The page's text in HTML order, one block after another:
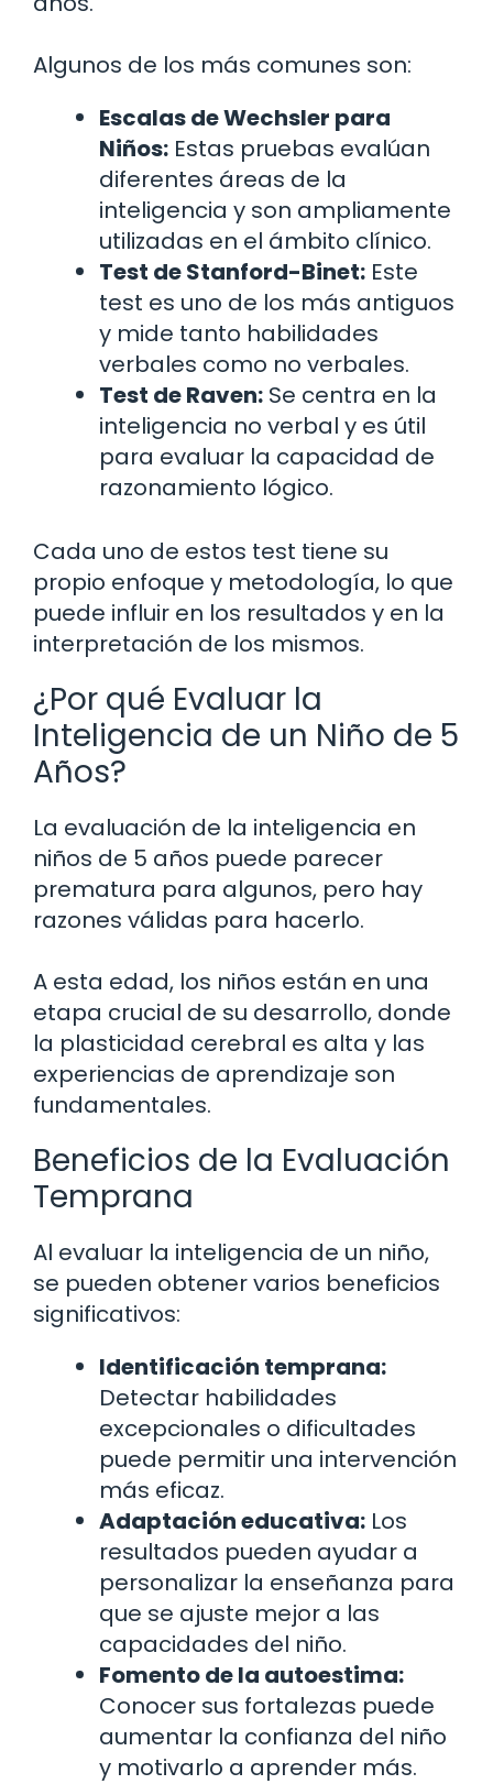
Algunos de los más comunes son:
Escalas de Wechsler para
Niños: Estas pruebas evalúan
diferentes áreas de la
inteligencia y son ampliamente
utilizadas en el ámbito clínico.
Test de Stanford-Binet: Este
test es uno de los más antiguos
y mide tanto habilidades
verbales como no verbales.
Test de Raven: Se centra en la
inteligencia no verbal y es útil
para evaluar la capacidad de
razonamiento lógico.
Cada uno de estos test tiene su
propio enfoque y metodología, lo que
puede influir en los resultados y en la
interpretación de los mismos.
¿Por qué Evaluar la
Inteligencia de un Niño de 5
Años?
La evaluación de la inteligencia en
niños de 5 años puede parecer
prematura para algunos, pero hay
razones válidas para hacerlo.
A esta edad, los niños están en una
etapa crucial de su desarrollo, donde
la plasticidad cerebral es alta y las
experiencias de aprendizaje son
fundamentales.
Beneficios de la Evaluación
Temprana
Al evaluar la inteligencia de un niño,
se pueden obtener varios beneficios
significativos:
Identificación temprana:
Detectar habilidades
excepcionales o dificultades
puede permitir una intervención
más eficaz.
Adaptación educativa: Los
resultados pueden ayudar a
personalizar la enseñanza para
que se ajuste mejor a las
capacidades del niño.
Fomento de la autoestima:
Conocer sus fortalezas puede
aumentar la confianza del niño
y motivarlo a aprender más.